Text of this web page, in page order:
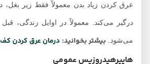
عرق کردن زیاد بدن معمولاً فقط زیر بغل،
می‌شود.بیشتر بخوانید:درمان عرق کردن کف
هایپرهیدروزیس عمومی